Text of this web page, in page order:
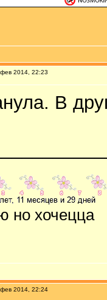
2014, 22:23
В
но хочецца
2014, 22:24